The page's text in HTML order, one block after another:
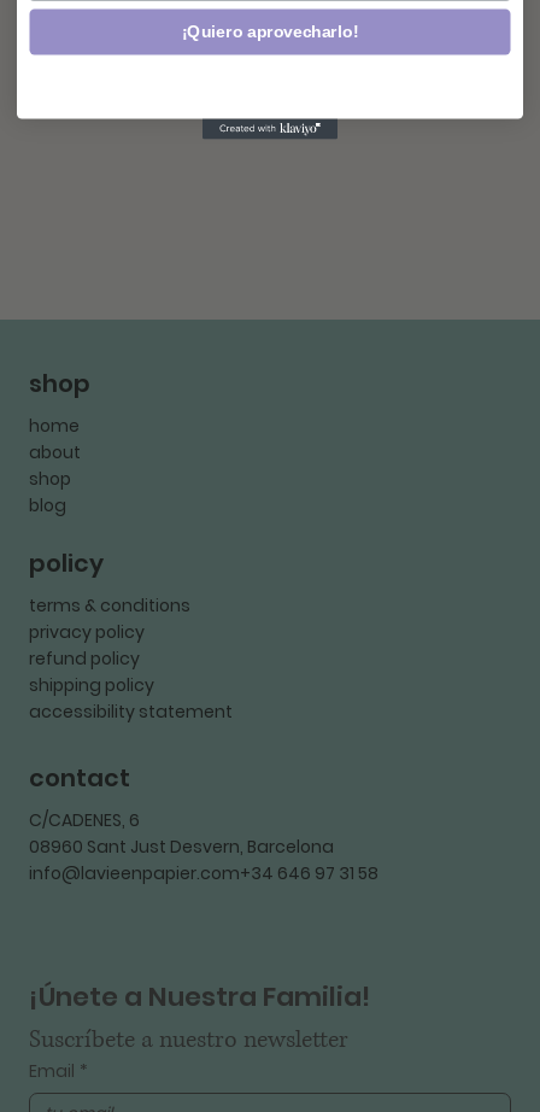
shop
home
about
shop
blog
policy
terms & conditions
privacy policy
refund policy
shipping policy
accessibility statement
contact
C/CADENES, 6
08960 Sant Just Desvern, Barcelona
info@lavieenpapier.com+34 646 97 31 58
¡Únete a Nuestra Familia!
Suscríbete a nuestro newsletter
Email *
¡Quiero aprovecharlo!